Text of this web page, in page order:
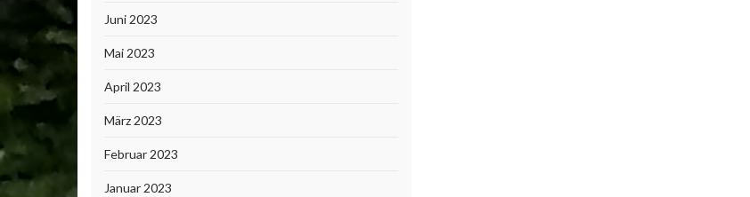
Juni 2023
Mai 2023
April 2023
März 2023
Februar 2023
Januar 2023